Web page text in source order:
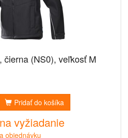
čierna (NS0), veľkosť M
Pridať do košíka
vyžiadanie
objednávku